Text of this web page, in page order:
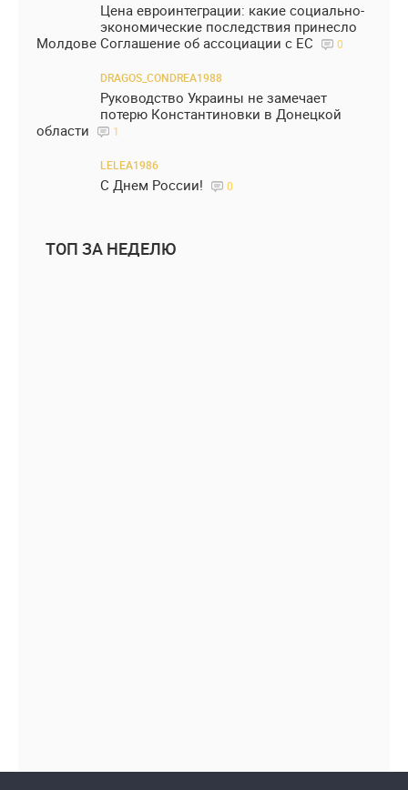
Цена евроинтеграции: какие социально-
экономические последствия принесло
Молдове Соглашение об ассоциации с ЕС
0
DRAGOS_CONDREA1988
Руководство Украины не замечает
потерю Константиновки в Донецкой
области
1
LELEA1986
С Днем России! 0
ТОП ЗА НЕДЕЛЮ